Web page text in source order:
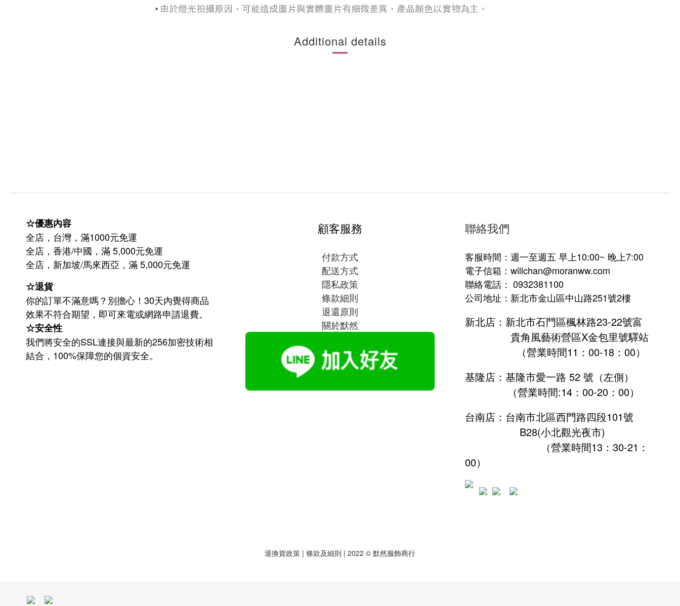
Additional details
☆優惠內容
全店，台灣，滿1000元免運
全店，香港/中國，滿 5,000元免運
全店，新加坡/馬來西亞，滿 5,000元免運
☆退貨
你的訂單不滿意嗎？別擔心！30天內覺得商品
效果不符合期望，即可來電或網路申請退費。
☆安全性
我們將安全的SSL連接與最新的256加密技術相
結合，100%保障您的個資安全。
顧客服務
付款方式
配送方式
隱私政策
條款細則
退還原則
關於默然
聯絡我們
客服時間：週一至週五 早上10:00~ 晚上7:00
電子信箱：willchan@moranww.com
聯絡電話： 0932381100
公司地址：新北市金山區中山路251號2樓
新北店：新北市石門區楓林路23-22號富
貴角風藝術營區X金包里號驛站
（營業時間11：00-18：00）
基隆店：基隆市愛一路 52 號（左側）
（營業時間:14：00-20：00）
台南店：台南市北區西門路四段101號
B28(小北觀光夜市)
（營業時間13：30-21：
00）
退換貨政策 | 條款及細則 | 2022 © 默然服飾商行